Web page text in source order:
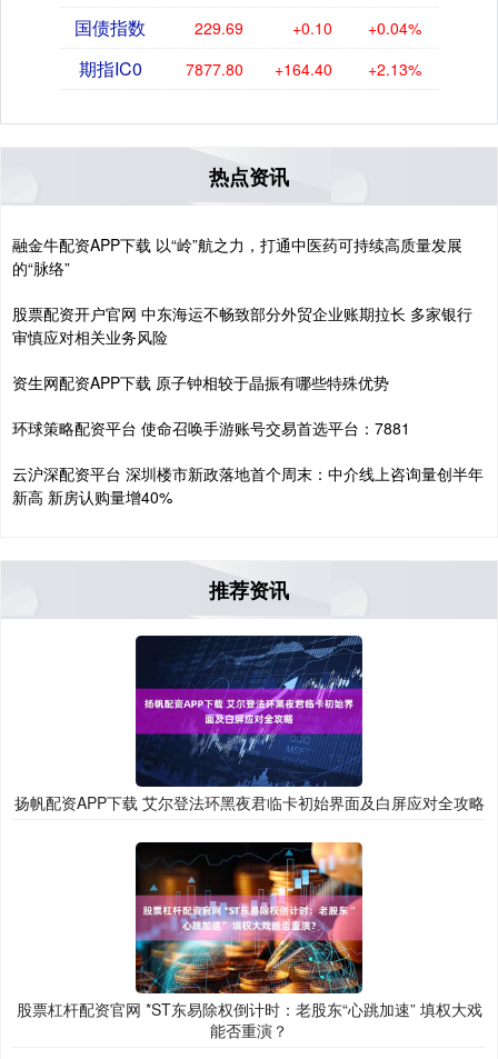
国债指数 229.69 +0.10 +0.04%
期指IC0 7877.80 +164.40 +2.13%
热点资讯
融金牛配资APP下载 以“岭”航之力，打通中医药可持续高质量发展
的“脉络”
股票配资开户官网 中东海运不畅致部分外贸企业账期拉长 多家银行
审慎应对相关业务风险
资生网配资APP下载 原子钟相较于晶振有哪些特殊优势
环球策略配资平台 使命召唤手游账号交易首选平台：7881
云沪深配资平台 深圳楼市新政落地首个周末：中介线上咨询量创半年
新高 新房认购量增40%
推荐资讯
扬帆配资APP下载 艾尔登法环黑夜君临卡初始界面及白屏应对全攻略
股票杠杆配资官网 *ST东易除权倒计时：老股东“心跳加速” 填权大戏
能否重演？